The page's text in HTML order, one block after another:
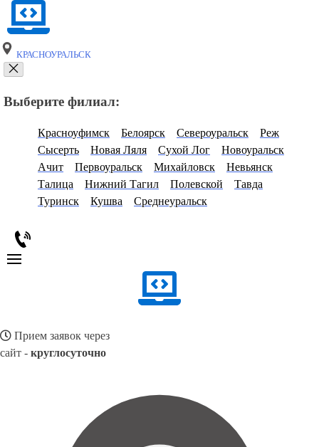
КРАСНОУРАЛЬСК
Выберите филиал:
Красноуфимск Белоярск Североуральск
Реж
Сысерть
Новая Ляля Сухой Лог
Новоуральск
Ачит
Первоуральск Михайловск
Невьянск
Талица
Нижний Тагил Полевской
Тавда
Туринск
Кушва Среднеуральск
Прием заявок через
сайт - круглосуточно